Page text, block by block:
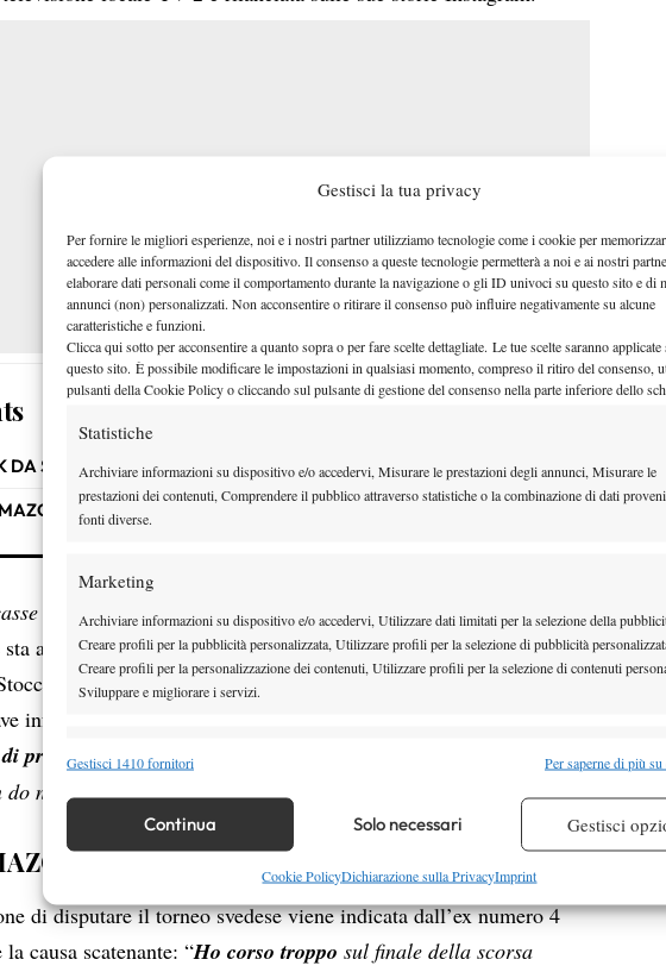
Gestisci la tua privacy
Per fornire le migliori esperienze, noi e i nostri partner utilizziamo tecnologie come i cookie per
accedere alle informazioni del dispositivo. Il consenso a queste tecnologie permetterà a noi e ai nostri
elaborare dati personali come il comportamento durante la navigazione o gli ID univoci su questo sito e di
annunci (non) personalizzati. Non acconsentire o ritirare il consenso può influire negativamente su alcune
caratteristiche e funzioni.
Clicca qui sotto per acconsentire a quanto sopra o per fare scelte dettagliate. Le tue scelte saranno applicate
questo sito. È possibile modificare le impostazioni in qualsiasi momento, compreso il ritiro del consenso,
pulsanti della Cookie Policy o cliccando sul pulsante di gestione del consenso nella parte inferiore dello
Statistiche
Archiviare informazioni su dispositivo e/o accedervi, Misurare le prestazioni degli annunci, Misurare le
prestazioni dei contenuti, Comprendere il pubblico attraverso statistiche o la combinazione di dati
fonti diverse.
Marketing
Archiviare informazioni su dispositivo e/o accedervi, Utilizzare dati limitati per la selezione della
Creare profili per la pubblicità personalizzata, Utilizzare profili per la selezione di pubblicità
Creare profili per la personalizzazione dei contenuti, Utilizzare profili per la selezione di contenuti
Sviluppare e migliorare i servizi.
Funzionalità
Identificare i dispositivi in base alle informazioni trasmesse automaticamente.
Garantire la sicurezza, prevenire e rilevare frodi, correggere errori,
Erogare e presentare pubblicità e contenuto, Salvare e comunicare le
Gestisci 1410 fornitori Per saperne di più
Continua Solo necessari Gestisci
Cookie PolicyDichiarazione sulla PrivacyImprint
DA STOCCOLMA
FITTA
FLASHBACK DA
“Ogni volta che ci ripenso mi
viene la pelle d’oca. Quando è
un pezzo”.Si apre con questo flashback il racconto del danese
attraversando. È fermo dal match contro Ugo Humbert disputato
ad ottobre, quando si è lesionato il tendine d’Achille.
infortunio, Rune non si lascia scoraggiare: “
prima, ne sono convinto
niente per scontato. Sto imparando ad apprezzare ogni singolo
FITTA
di disputare il torneo svedese viene indicata dall’ex numero 4
causa scatenante: “Ho corso troppo sul finale della scorsa